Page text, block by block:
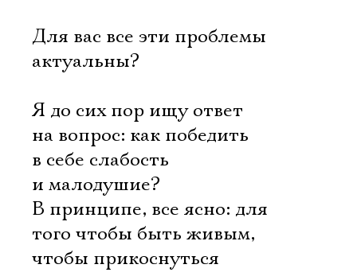
Для вас все эти проблемы
актуальны?
Я до сих пор ищу ответ
на вопрос: как победить
в себе слабость
и малодушие?
В принципе, все ясно: для
того чтобы быть живым,
чтобы прикоснуться